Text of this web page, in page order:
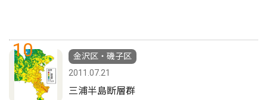
10
金沢区・磯子区
2011.07.21
三浦半島断層群